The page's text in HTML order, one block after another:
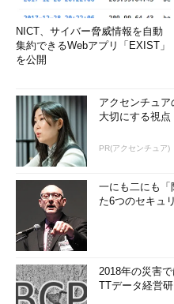
NICT、サイバー脅威情報を自動
集約できるWebアプリ「EXIST」
を公開
アクセンチュ
大切にする視点
PR(アクセンチュア)
一にも二にも
た6つのセキュ
2018年の災害
TTデータ経営